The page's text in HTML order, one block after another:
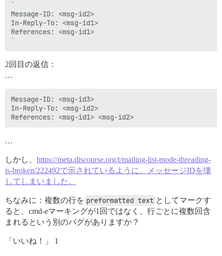
`
Message-ID: <msg-id2>
In-Reply-To: <msg-id1>
References: <msg-id1>
2回目の返信：
…
Message-ID: <msg-id3>
In-Reply-To: <msg-id2>
…
しかし、 https://meta.discourse.org/t/mailing-list-mode-threading-
is-broken/222492で示されているように、メッセージIDを壊
してしまいました。
ちなみに：複数の行を preformatted text としてマークす
ると、cmd-eマーキングが1回ではなく、行ごとに複数回含
まれるという別のバグがありますか？
「いいね！」 1